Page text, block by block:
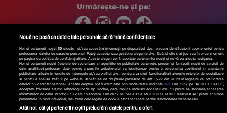
Urmărește-ne și pe:
Copyright © 2026 / DIGI ROMANIA S.A.
Arhiva
Comunicate de presă Politica de confidentialitate
Termeni
si conditii
Gestionați preferințele| Contact/Info Codul etic
Nouă ne pasă ca datele tale personale să rămână confidențiale
Noi și partenerii noștri30 stocăm și/sau accesăm informații pe dispozitivul dvs., precum identificatorii cookie unici pentru
prelucrarea datelor cu caracter personal. Puteți accepta sau gestiona alegerile dvs. făcând clic mai jos sau în orice moment,
pe pagina cu politica de confidențialitate. Aceste alegeri vor fi raportate partenerilor noștri și nu vă vor afecta navigarea.
Noi si partenerii nostri (retelele de socializare si agentiile de publicitate partenere, precum si furnizorii nostri de servicii de
date analitice) prelucram date pentru a permite website-ului sa functioneze, pentru a personaliza continutul si anunturile
publicitare afisate in functie de interesele si/sau profilul dvs., pentru a va oferi functionalitati aferente retelelor de socializare
si pentru a analiza traficul pe website. Beneficiati de drepturile prevazute de art. 15-22 din GDPR in legatura cu prelucrarea
datelor cu caracter personal. Aceste drepturi pot fi exercitate prin modalitatea indicata aici. Prin click pe “ACCEPT TOATE”,
acceptati folosirea tuturor Tehnologiilor de tip Cookie, care implica inclusiv acceptul dvs. cu privire la stocarea/accesarea
informatiilor de catre Vendor-ii cu care colaboram. Prin click pe “VREAU SA MODIFIC SETARILE INDIVIDUAL” puteti schimba
preferintele in mod individual, mai putin cele legate de cookie strict necesare pentru functionarea website-ului.
Atât noi, cât și partenerii noștri prelucrăm datele pentru a oferi: